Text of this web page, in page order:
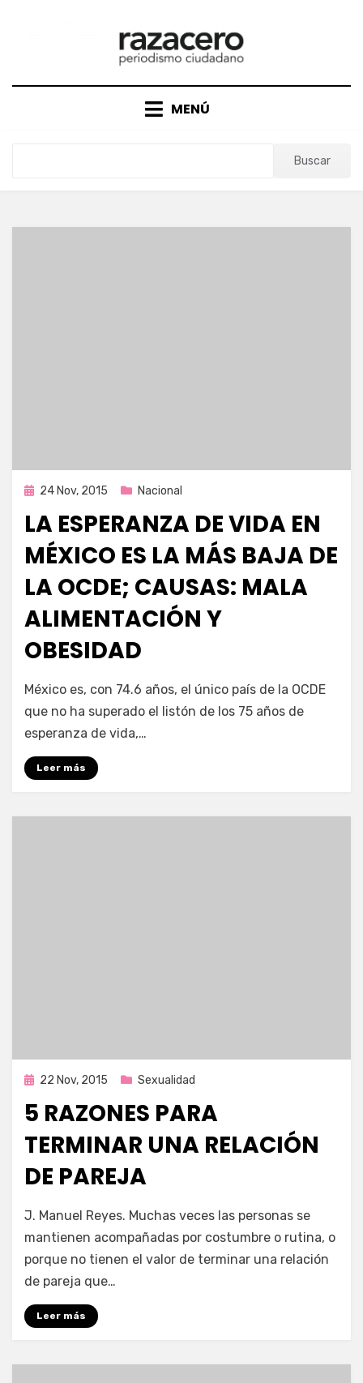
MENÚ
Buscar
Publicada
24 Nov, 2015 Nacional
LA ESPERANZA DE VIDA EN
MÉXICO ES LA MÁS BAJA DE
LA OCDE; CAUSAS: MALA
ALIMENTACIÓN Y
OBESIDAD
por
México es, con 74.6 años, el único país de la OCDE
que no ha superado el listón de los 75 años de
esperanza de vida,…
Leer más
Publicada
22 Nov, 2015 Sexualidad
5 RAZONES PARA
TERMINAR UNA RELACIÓN
DE PAREJA
por Enrique
J. Manuel Reyes. Muchas veces las personas se
mantienen acompañadas por costumbre o rutina, o
porque no tienen el valor de terminar una relación
de pareja que…
Leer más